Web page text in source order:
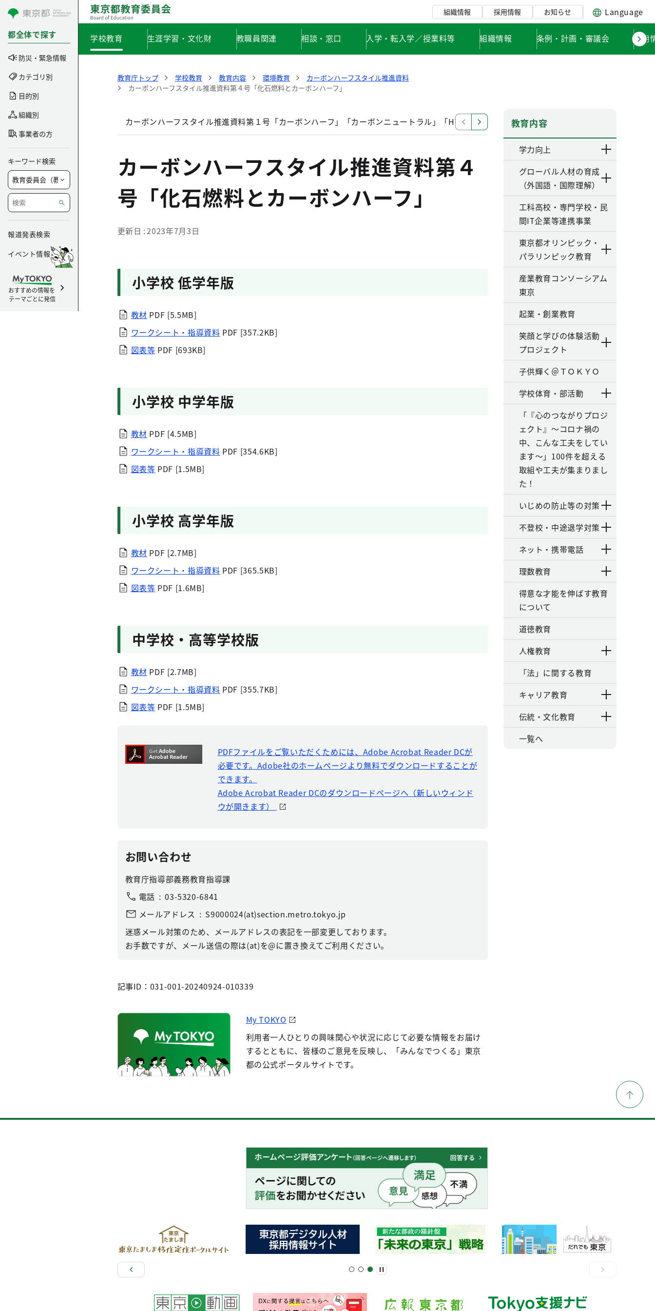
コンテンツにスキップ
都全体で探す
防災・緊急情報
カテゴリ別
目的別
組織別
事業者の方
キーワード検索
報道発表検索
イベント情報
おすすめの情報を
テーマごとに発信
組織情報 採用情報 お知らせ Language
学校教育 生涯学習・文化財 教職員関連 相談・窓口 入学・転入学／授業料等 組織情報 条例・計画・審議会 採用
教育庁トップ 学校教育 教育内容 環境教育
カーボンハーフスタイル推進資料
カーボンハーフスタイル推進資料第４号「化石燃料とカーボンハーフ」
カーボンハーフスタイル推進資料第１号「カーボンハーフ」「カーボンニュートラル」「HTT」 カーボンハーフスタイル推進資料第２号「
カーボンハーフスタイル推進資料第４
号「化石燃料とカーボンハーフ」
更新日 2023年7月3日
小学校 低学年版
教材 PDF [5.5MB]
ワークシート・指導資料 PDF [357.2KB]
図表等 PDF [693KB]
小学校 中学年版
教材 PDF [4.5MB]
ワークシート・指導資料 PDF [354.6KB]
図表等 PDF [1.5MB]
小学校 高学年版
教材 PDF [2.7MB]
ワークシート・指導資料 PDF [365.5KB]
図表等 PDF [1.6MB]
中学校・高等学校版
教材 PDF [2.7MB]
ワークシート・指導資料 PDF [355.7KB]
図表等 PDF [1.5MB]
PDFファイルをご覧いただくためには、Adobe Acrobat Reader DCが
必要です。Adobe社のホームページより無料でダウンロードすることが
できます。
Adobe Acrobat Reader DCのダウンロードページへ（新しいウィンド
ウが開きます）
お問い合わせ
教育庁指導部義務教育指導課
電話
03-5320-6841
メールアドレス
S9000024(at)section.metro.tokyo.jp
迷惑メール対策のため、メールアドレスの表記を一部変更しております。
お手数ですが、メール送信の際は(at)を@に置き換えてご利用ください。
記事ID：031-001-20240924-010339
My TOKYO
利用者一人ひとりの興味関心や状況に応じて必要な情報をお届け
するとともに、皆様のご意見を反映し、「みんなでつくる」東京
都の公式ポータルサイトです。
教育内容
学力向上
グローバル人材の育成
（外国語・国際理解）
工科高校・専門学校・民
間IT企業等連携事業
東京都オリンピック・
パラリンピック教育
産業教育コンソーシアム
東京
起業・創業教育
笑顔と学びの体験活動
プロジェクト
子供輝く＠ＴＯＫＹＯ
学校体育・部活動
「『心のつながりプロジ
ェクト』～コロナ禍の
中、こんな工夫をしてい
ます～」100件を超える
取組や工夫が集まりまし
た！
いじめの防止等の対策
不登校・中途退学対策
ネット・携帯電話
理数教育
得意な才能を伸ばす教育
について
道徳教育
人権教育
「法」に関する教育
キャリア教育
伝統・文化教育
一覧へ